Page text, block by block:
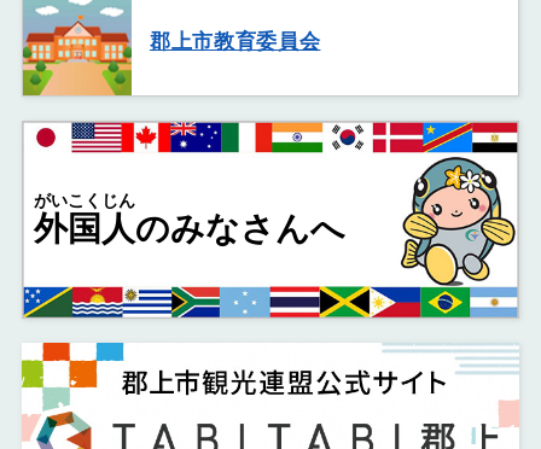
郡上市教育委員会
外国人
がいこくじん
のみなさんへ